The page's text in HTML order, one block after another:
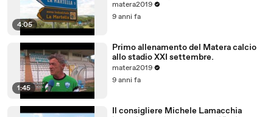
4:05
matera2019
9 anni fa
1:45
Primo allenamento del Matera calcio
allo stadio XXI settembre.
matera2019
9 anni fa
Il consigliere Michele Lamacchia